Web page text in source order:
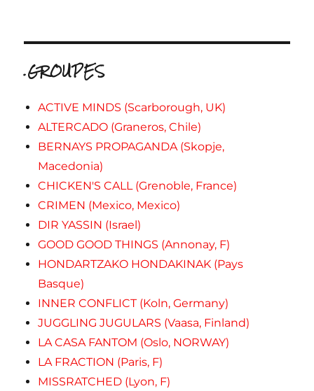
.GROUPES
ACTIVE MINDS (Scarborough, UK)
ALTERCADO (Graneros, Chile)
BERNAYS PROPAGANDA (Skopje,
Macedonia)
CHICKEN'S CALL (Grenoble, France)
CRIMEN (Mexico, Mexico)
DIR YASSIN (Israel)
GOOD GOOD THINGS (Annonay, F)
HONDARTZAKO HONDAKINAK (Pays
Basque)
INNER CONFLICT (Koln, Germany)
JUGGLING JUGULARS (Vaasa, Finland)
LA CASA FANTOM (Oslo, NORWAY)
LA FRACTION (Paris, F)
MISSRATCHED (Lyon, F)